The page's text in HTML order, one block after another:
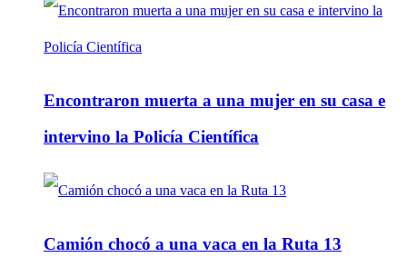
Encontraron muerta a una mujer en su casa e
intervino la Policía Científica
Camión chocó a una vaca en la Ruta 13